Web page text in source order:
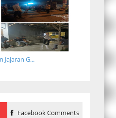
Jajaran G...
Facebook Comments